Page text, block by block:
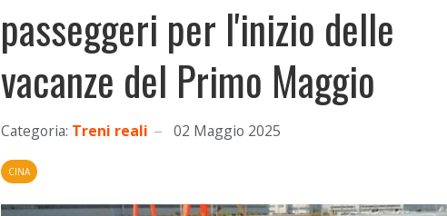
passeggeri per l'inizio delle
vacanze del Primo Maggio
Categoria: Treni reali 02 Maggio 2025
CINA